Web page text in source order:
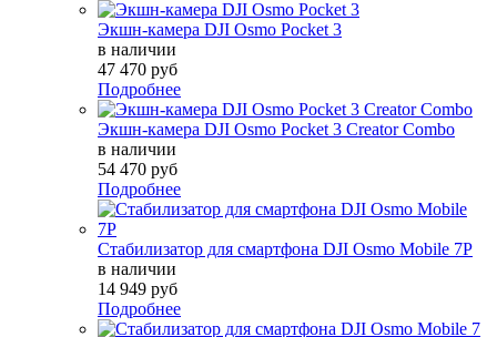
Экшн-камера DJI Osmo Pocket 3
в наличии
47 470 руб
Подробнее
Экшн-камера DJI Osmo Pocket 3 Creator Combo
в наличии
54 470 руб
Подробнее
Стабилизатор для смартфона DJI Osmo Mobile 7P
в наличии
14 949 руб
Подробнее